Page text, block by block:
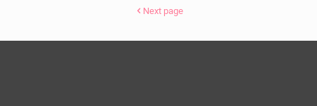
Next page